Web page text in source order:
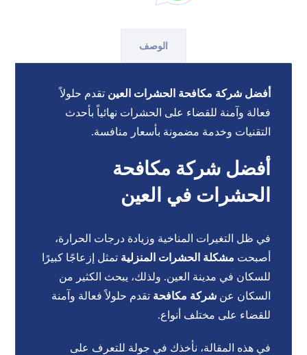
الوصف
أفضل شركة مكافحة الحشرات العين تقدم حلولاً
فعالة وآمنة للقضاء على الحشرات نهائياً بأحدث
التقنيات وخدمة مضمونة بأسعار منافسة.
أفضل شركة مكافحة
الحشرات في العين
في ظل التغيرات المناخية وزيادة درجات الحرارة،
أصبحت مشكلة الحشرات المنزلية تمثل إزعاجًا كبيرًا
للسكان في مدينة العين. ولذلك، يبحث الكثير من
السكان عنشركة مكافحةتقدم حلولاً فعالة وآمنة
للقضاء على مختلف أنواع.
في هذه المقالة، نأخذك في جولة للتعرف على